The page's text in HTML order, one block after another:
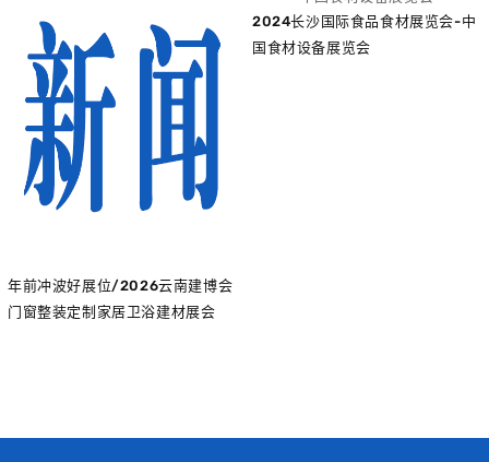
年前冲波好展位/2026云南建博会
门窗整装定制家居卫浴建材展会
2024长沙国际食品食材展览会-中
国食材设备展览会